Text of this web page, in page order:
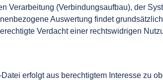
Verarbeitung (Verbindungsaufbau), der
Auswertung findet
Verdacht einer rechtswidrigen
erfolgt aus berechtigtem Interesse zu